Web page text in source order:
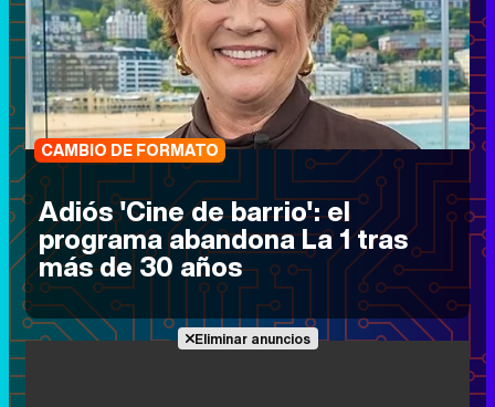
CAMBIO DE FORMATO
Adiós 'Cine de barrio': el
programa abandona La 1 tras
más de 30 años
Eliminar anuncios